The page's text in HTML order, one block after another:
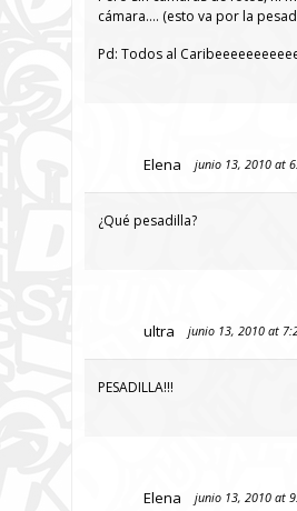
cámara…. (esto va por la
Pd: Todos al
Elena junio 13, 2010 at
¿Qué pesadilla?
ultra junio 13, 2010 at
PESADILLA!!!
Elena junio 13, 2010 at